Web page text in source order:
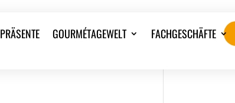
PRÄSENTE GOURMÉTAGEWELT
FACHGESCHÄFTE